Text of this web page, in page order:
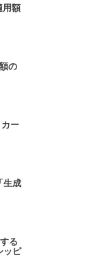
用額
の
ー
生成
る
ッピ